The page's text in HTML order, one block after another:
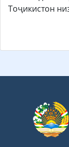
Тоҷикистон